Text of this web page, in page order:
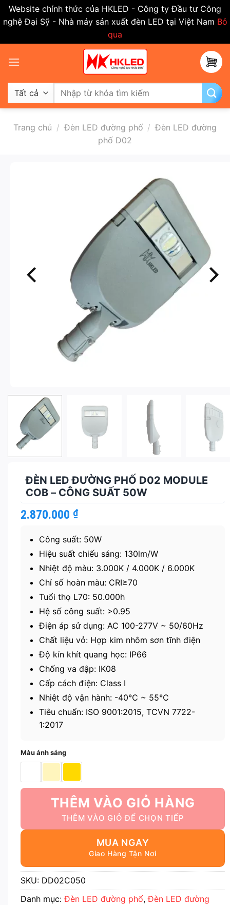
Website chính thức của HKLED - Công ty Đầu tư Công
nghệ Đại Sỹ - Nhà máy sản xuất đèn LED tại Việt Nam Bỏ
qua
qua
dung
Tìm
kiếm:
Trang chủ / Đèn LED đường phố / Đèn LED đường
phố D02
ĐÈN LED ĐƯỜNG PHỐ D02 MODULE
COB – CÔNG SUẤT 50W
2.870.000 ₫
Công suất: 50W
Hiệu suất chiếu sáng: 130lm/W
Nhiệt độ màu: 3.000K / 4.000K / 6.000K
Chỉ số hoàn màu: CRI≥70
Tuổi thọ L70: 50.000h
Hệ số công suất: >0.95
Điện áp sử dụng: AC 100-277V ~ 50/60Hz
Chất liệu vỏ: Hợp kim nhôm sơn tĩnh điện
Độ kín khít quang học: IP66
Chống va đập: IK08
Cấp cách điện: Class I
Nhiệt độ vận hành: -40℃ ~ 55℃
Tiêu chuẩn: ISO 9001:2015, TCVN 7722-
1:2017
Màu ánh sáng
THÊM VÀO GIỎ HÀNG
MUA NGAY
SKU: DD02C050
Danh mục:Đèn LED đường phố,Đèn LED đường